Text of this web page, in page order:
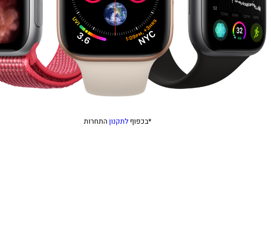
*בכפוףלתקנוןהתחרות